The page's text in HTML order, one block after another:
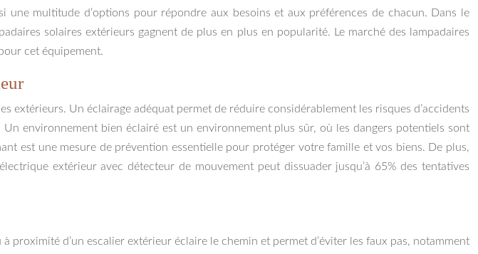
multitude d’options pour répondre aux besoins et aux préférences de chacun. Dans le
solaires extérieurs gagnent de plus en plus en popularité. Le marché des lampadaires
cet équipement.
extérieurs. Un éclairage adéquat permet de réduire considérablement les risques d’accidents
environnement bien éclairé est un environnement plus sûr, où les dangers potentiels sont
est une mesure de prévention essentielle pour protéger votre famille et vos biens. De plus,
extérieur avec détecteur de mouvement peut dissuader jusqu’à 65% des tentatives
proximité d’un escalier extérieur éclaire le chemin et permet d’éviter les faux pas, notamment